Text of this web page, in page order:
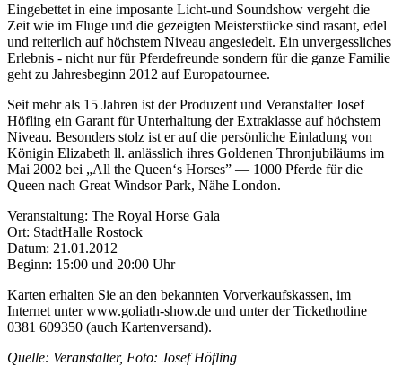
Eingebettet in eine imposante Licht-und Soundshow vergeht die
Zeit wie im Fluge und die gezeigten Meisterstücke sind rasant, edel
und reiterlich auf höchstem Niveau angesiedelt. Ein unvergessliches
Erlebnis - nicht nur für Pferdefreunde sondern für die ganze Familie
geht zu Jahresbeginn 2012 auf Europatournee.
Seit mehr als 15 Jahren ist der Produzent und Veranstalter Josef
Höfling ein Garant für Unterhaltung der Extraklasse auf höchstem
Niveau. Besonders stolz ist er auf die persönliche Einladung von
Königin Elizabeth ll. anlässlich ihres Goldenen Thronjubiläums im
Mai 2002 bei „All the Queen‘s Horses” — 1000 Pferde für die
Queen nach Great Windsor Park, Nähe London.
Veranstaltung: The Royal Horse Gala
Ort: StadtHalle Rostock
Datum: 21.01.2012
Beginn: 15:00 und 20:00 Uhr
Karten erhalten Sie an den bekannten Vorverkaufskassen, im
Internet unter www.goliath-show.de und unter der Tickethotline
0381 609350 (auch Kartenversand).
Quelle: Veranstalter, Foto: Josef Höfling